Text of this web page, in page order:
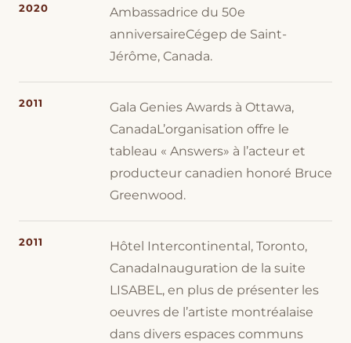
2020
Ambassadrice du 50e
anniversaireCégep de Saint-
Jérôme, Canada.
2011
Gala Genies Awards à Ottawa,
CanadaL’organisation offre le
tableau « Answers» à l’acteur et
producteur canadien honoré Bruce
Greenwood.
2011
Hôtel Intercontinental, Toronto,
CanadaInauguration de la suite
LISABEL, en plus de présenter les
oeuvres de l’artiste montréalaise
dans divers espaces communs